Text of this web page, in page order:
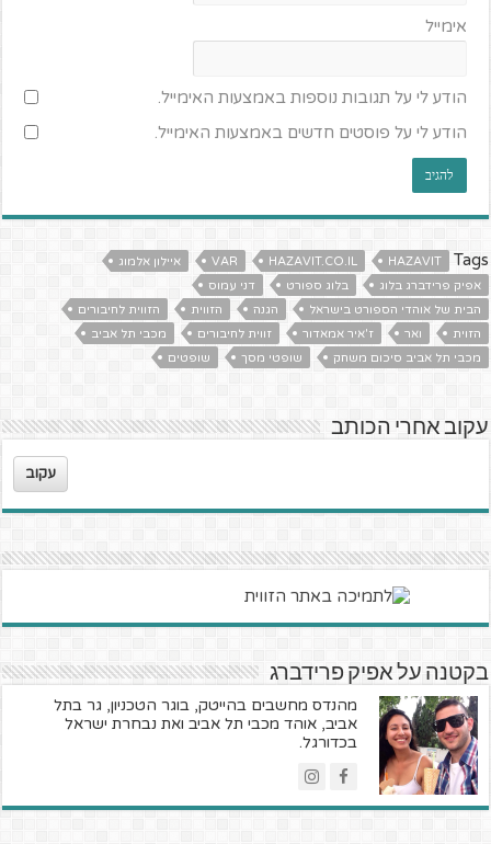
אימייל
הודע לי על תגובות נוספות באמצעות האימייל.
הודע לי על פוסטים חדשים באמצעות האימייל.
Tags
HAZAVIT
HAZAVIT.CO.IL
VAR
איילון אלמוג
אפיק פרידברג בלוג
בלוג ספורט
דני עמוס
הבית של אוהדי הספורט בישראל
הגנה הזווית
הזווית לחיבורים
הזוית
ואר ז'איר אמאדור זווית לחיבורים
מכבי תל אביב
מכבי תל אביב סיכום משחק
שופטי מסך שופטים
עקוב אחרי הכותב
עקוב
בקטנה על אפיק פרידברג
מהנדס מחשבים בהייטק, בוגר הטכניון, גר בתל
אביב, אוהד מכבי תל אביב ואת נבחרת ישראל
בכדורגל.